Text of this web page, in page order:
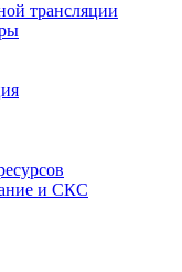
трансляции
и СКС